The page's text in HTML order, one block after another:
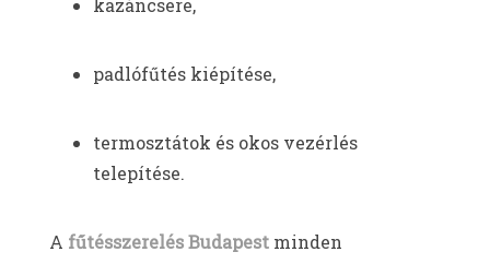
kazáncsere,
padlófűtés kiépítése,
termosztátok és okos vezérlés
telepítése.
A fűtésszerelés Budapest minden